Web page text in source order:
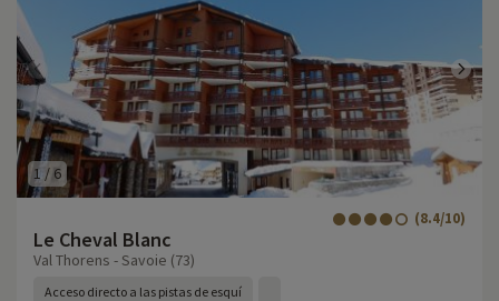
1 /6
Le Cheval Blanc
(8.4/10)
Val Thorens - Savoie (73)
Acceso directo a las pistas de esquí